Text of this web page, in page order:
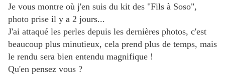
Je vous montre où j'en suis du kit des "Fils à Soso",
photo prise il y a 2 jours...
J'ai attaqué les perles depuis les dernières photos, c'est
beaucoup plus minutieux, cela prend plus de temps, mais
le rendu sera bien entendu magnifique !
Qu'en pensez vous ?